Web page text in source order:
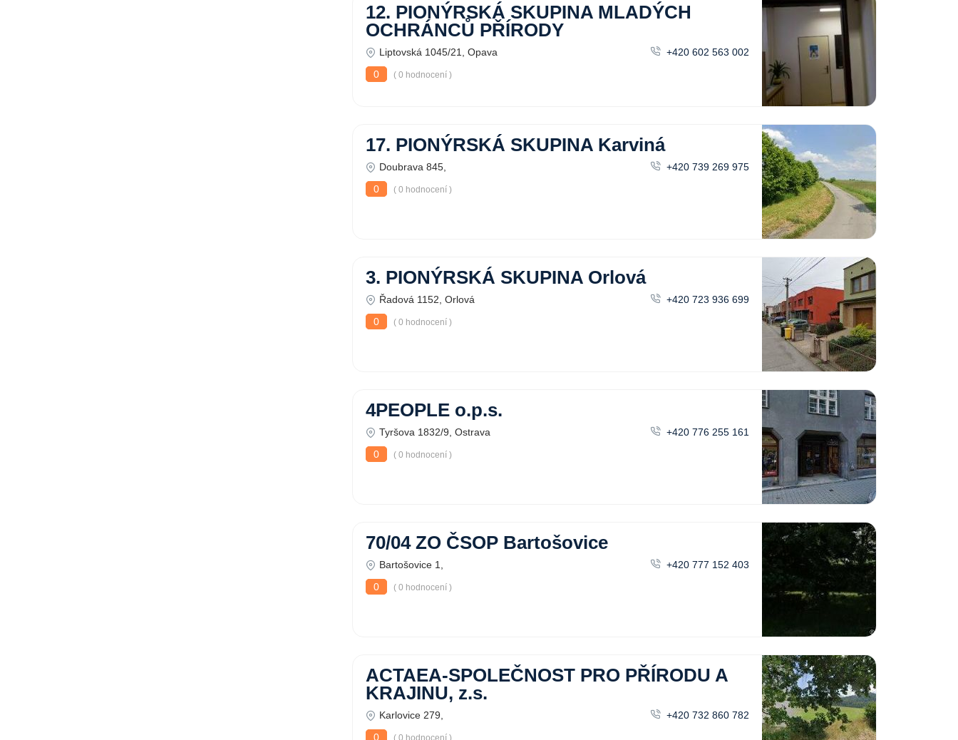
12. PIONÝRSKÁ SKUPINA MLADÝCH
OCHRÁNCŮ PŘÍRODY
Liptovská 1045/21, Opava
+420 602 563 002
0
( 0 hodnocení )
17. PIONÝRSKÁ SKUPINA Karviná
Doubrava 845,
+420 739 269 975
0
( 0 hodnocení )
3. PIONÝRSKÁ SKUPINA Orlová
Řadová 1152, Orlová
+420 723 936 699
0
( 0 hodnocení )
4PEOPLE o.p.s.
Tyršova 1832/9, Ostrava
+420 776 255 161
0
( 0 hodnocení )
70/04 ZO ČSOP Bartošovice
Bartošovice 1,
+420 777 152 403
0
( 0 hodnocení )
ACTAEA-SPOLEČNOST PRO PŘÍRODU A
KRAJINU, z.s.
Karlovice 279,
+420 732 860 782
0
( 0 hodnocení )